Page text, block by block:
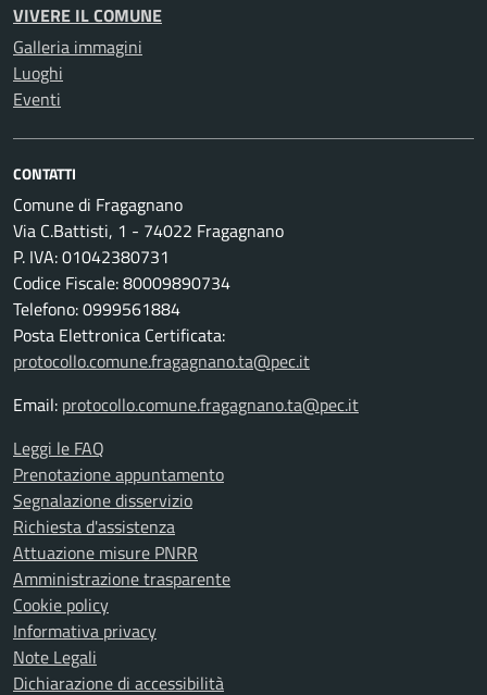
VIVERE IL COMUNE
Galleria immagini
Luoghi
Eventi
CONTATTI
Comune di Fragagnano
Via C.Battisti, 1 - 74022 Fragagnano
P. IVA: 01042380731
Codice Fiscale: 80009890734
Telefono: 0999561884
Posta Elettronica Certificata:
protocollo.comune.fragagnano.ta@pec.it
Email: protocollo.comune.fragagnano.ta@pec.it
Leggi le FAQ
Prenotazione appuntamento
Segnalazione disservizio
Richiesta d'assistenza
Attuazione misure PNRR
Amministrazione trasparente
Cookie policy
Informativa privacy
Note Legali
Dichiarazione di accessibilità